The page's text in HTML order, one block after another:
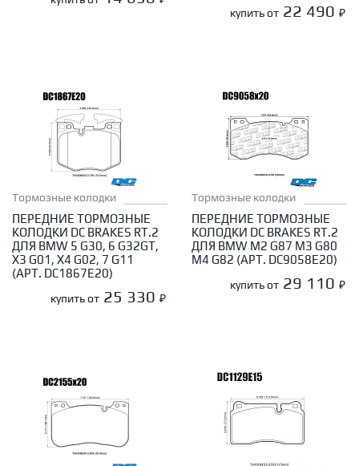
купить от 22 490 ₽
Тормозные колодки
ПЕРЕДНИЕ ТОРМОЗНЫЕ
КОЛОДКИ DC BRAKES RT.2
ДЛЯ BMW 5 G30, 6 G32GT,
X3 G01, X4 G02, 7 G11
(АРТ. DC1867E20)
купить от 25 330 ₽
Тормозные колодки
ПЕРЕДНИЕ ТОРМОЗНЫЕ
КОЛОДКИ DC BRAKES RT.2
ДЛЯ BMW M2 G87 M3 G80
M4 G82 (АРТ. DC9058E20)
купить от 29 110 ₽